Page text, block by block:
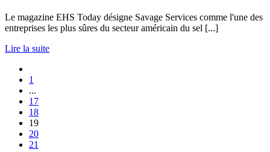
Le magazine EHS Today désigne Savage Services comme l'une des
entreprises les plus sûres du secteur américain du sel [...]
Lire la suite
1
...
17
18
19
20
21